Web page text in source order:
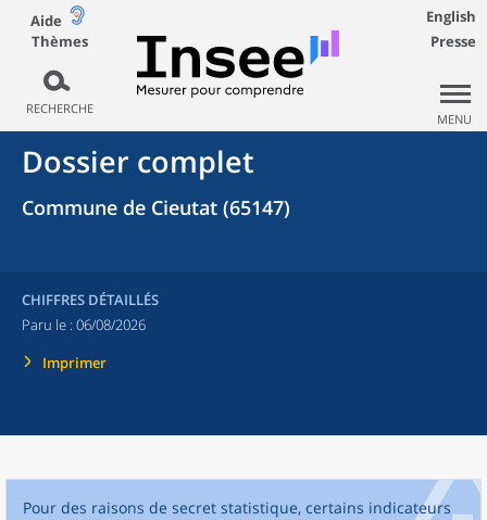
Aide
Thèmes
RECHERCHE
English
Presse
MENU
Dossier complet
Commune de Cieutat (65147)
CHIFFRES DÉTAILLÉS
Paru le : 06/08/2026
Imprimer
Pour des raisons de secret statistique, certains indicateurs